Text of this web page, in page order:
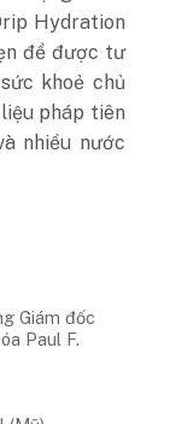
Hydration
để được tư
khoẻ chủ
pháp tiên
nhiều nước
Giám đốc
Paul F.